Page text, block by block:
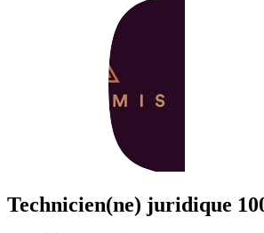
Technicien(ne) juridique